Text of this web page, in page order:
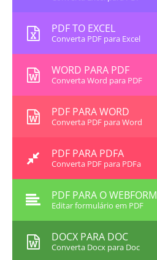
PDF TO EXCEL
Converta PDF para Excel
WORD PARA PDF
Converta Word para PDF
PDF PARA WORD
Converta PDF para Word
PDF PARA PDFA
Converta PDF para PDFa
PDF PARA O WEBFORM
Editar formulário em PDF
DOCX PARA DOC
Converta Docx para Doc